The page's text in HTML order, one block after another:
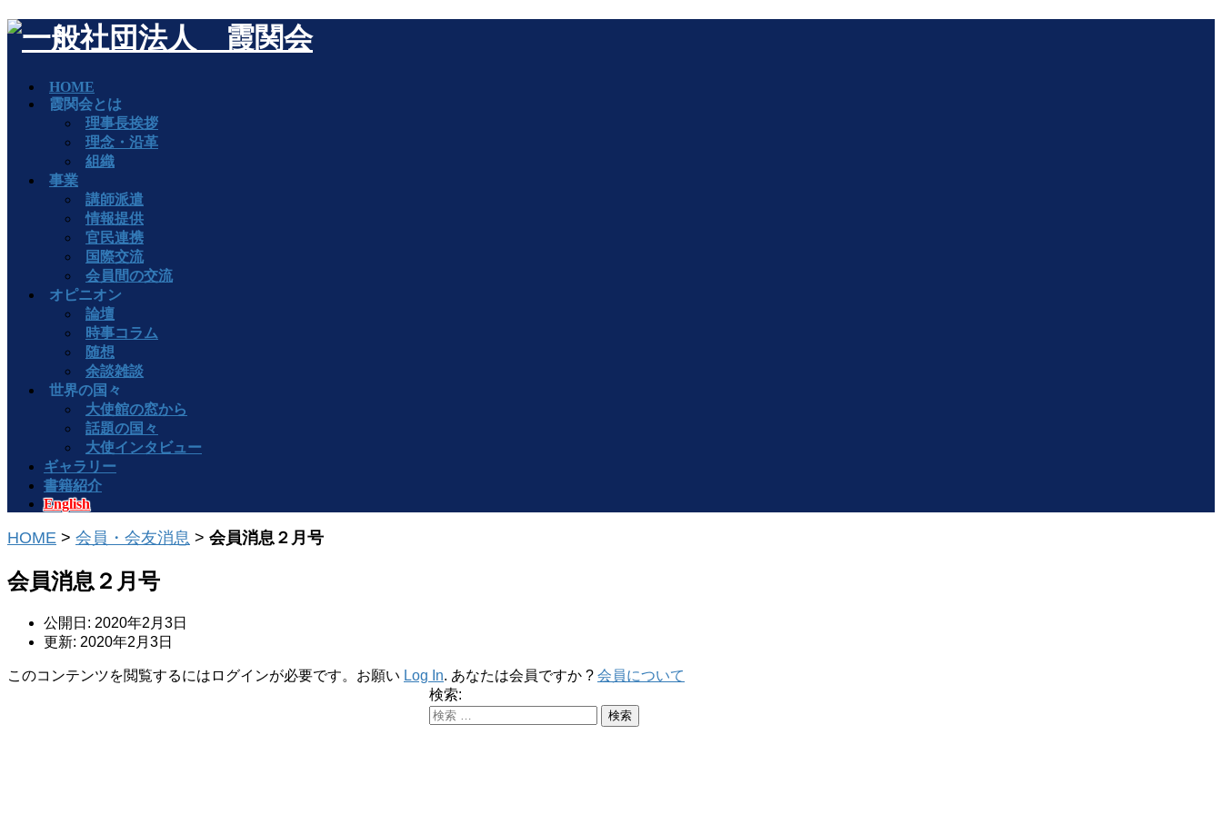
HOME
霞関会とは
理事長挨拶
理念・沿革
組織
事業
講師派遣
情報提供
官民連携
国際交流
会員間の交流
オピニオン
論壇
時事コラム
随想
余談雑談
世界の国々
大使館の窓から
話題の国々
大使インタビュー
ギャラリー
書籍紹介
English
HOME > 会員・会友消息 > 会員消息２月号
会員消息２月号
公開日: 2020年2月3日
更新: 2020年2月3日
このコンテンツを閲覧するにはログインが必要です。お願い Log In. あなたは会員ですか ? 会員について
検索: